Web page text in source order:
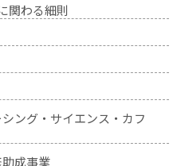
関わる細則
ング・サイエンス・カフ
成事業